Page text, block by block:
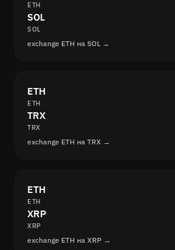
ETH
SOL
SOL
exchange ETH на SOL →
ETH
ETH
TRX
TRX
exchange ETH на TRX →
ETH
ETH
XRP
XRP
exchange ETH на XRP →